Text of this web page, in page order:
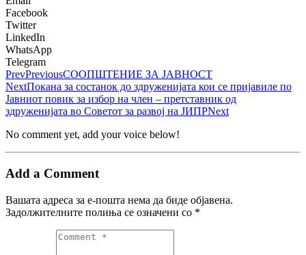
Facebook
Twitter
LinkedIn
WhatsApp
Telegram
PrevPreviousСООПШТЕНИЕ ЗА ЈАВНОСТ
NextПокана за состанок до здруженијата кои се пријавиле по
Јавниот повик за избор на член – претставник од
здруженијата во Советот за развој на ЈИПРNext
No comment yet, add your voice below!
Add a Comment
Вашата адреса за е-пошта нема да биде објавена.
Задолжителните полиња се означени со *